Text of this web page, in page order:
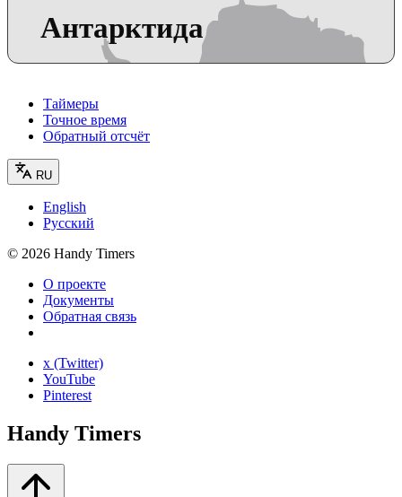
Антарктида
Таймеры
Точное время
Обратный отсчёт
RU
English
Русский
© 2026 Handy Timers
О проекте
Документы
Обратная связь
x (Twitter)
YouTube
Pinterest
Handy Timers